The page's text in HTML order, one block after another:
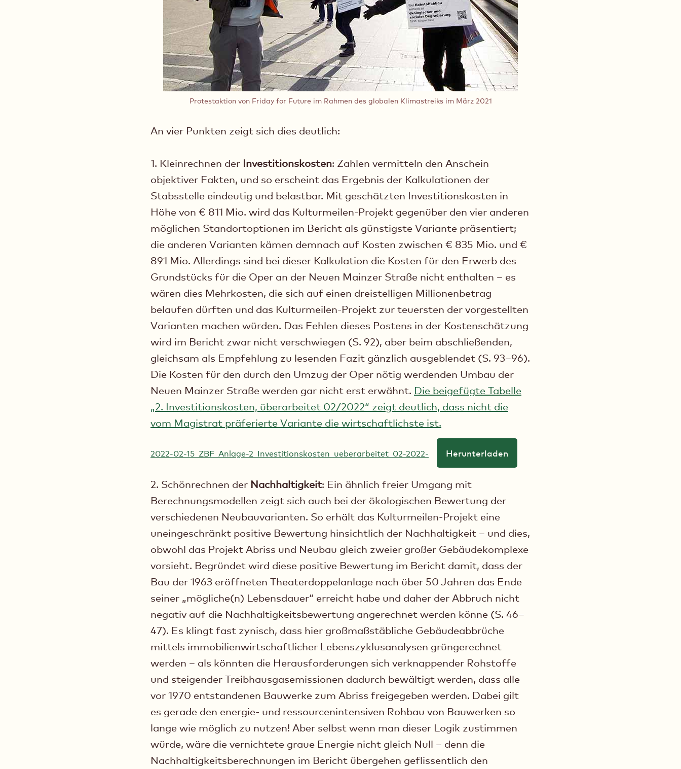
Protestaktion von Friday for Future im Rahmen des globalen Klimastreiks im März 2021
An vier Punkten zeigt sich dies deutlich:
1. Kleinrechnen der Investitionskosten: Zahlen vermitteln den Anschein
objektiver Fakten, und so erscheint das Ergebnis der Kalkulationen der
Stabsstelle eindeutig und belastbar. Mit geschätzten Investitionskosten in
Höhe von € 811 Mio. wird das Kulturmeilen-Projekt gegenüber den vier anderen
möglichen Standortoptionen im Bericht als günstigste Variante präsentiert;
die anderen Varianten kämen demnach auf Kosten zwischen € 835 Mio. und €
891 Mio. Allerdings sind bei dieser Kalkulation die Kosten für den Erwerb des
Grundstücks für die Oper an der Neuen Mainzer Straße nicht enthalten – es
wären dies Mehrkosten, die sich auf einen dreistelligen Millionenbetrag
belaufen dürften und das Kulturmeilen-Projekt zur teuersten der vorgestellten
Varianten machen würden. Das Fehlen dieses Postens in der Kostenschätzung
wird im Bericht zwar nicht verschwiegen (S. 92), aber beim abschließenden,
gleichsam als Empfehlung zu lesenden Fazit gänzlich ausgeblendet (S. 93–96).
Die Kosten für den durch den Umzug der Oper nötig werdenden Umbau der
Neuen Mainzer Straße werden gar nicht erst erwähnt. Die beigefügte Tabelle
„2. Investitionskosten, überarbeitet 02/2022“ zeigt deutlich, dass nicht die
vom Magistrat präferierte Variante die wirtschaftlichste ist.
2022-02-15_ZBF_Anlage-2_Investitionskosten_ueberarbeitet_02-2022- Herunterladen
2. Schönrechnen der Nachhaltigkeit: Ein ähnlich freier Umgang mit
Berechnungsmodellen zeigt sich auch bei der ökologischen Bewertung der
verschiedenen Neubauvarianten. So erhält das Kulturmeilen-Projekt eine
uneingeschränkt positive Bewertung hinsichtlich der Nachhaltigkeit – und dies,
obwohl das Projekt Abriss und Neubau gleich zweier großer Gebäudekomplexe
vorsieht. Begründet wird diese positive Bewertung im Bericht damit, dass der
Bau der 1963 eröffneten Theaterdoppelanlage nach über 50 Jahren das Ende
seiner „mögliche(n) Lebensdauer“ erreicht habe und daher der Abbruch nicht
negativ auf die Nachhaltigkeitsbewertung angerechnet werden könne (S. 46–
47). Es klingt fast zynisch, dass hier großmaßstäbliche Gebäudeabbrüche
mittels immobilienwirtschaftlicher Lebenszyklusanalysen grüngerechnet
werden – als könnten die Herausforderungen sich verknappender Rohstoffe
und steigender Treibhausgasemissionen dadurch bewältigt werden, dass alle
vor 1970 entstandenen Bauwerke zum Abriss freigegeben werden. Dabei gilt
es gerade den energie- und ressourcenintensiven Rohbau von Bauwerken so
lange wie möglich zu nutzen! Aber selbst wenn man dieser Logik zustimmen
würde, wäre die vernichtete graue Energie nicht gleich Null – denn die
Nachhaltigkeitsberechnungen im Bericht übergehen geflissentlich den